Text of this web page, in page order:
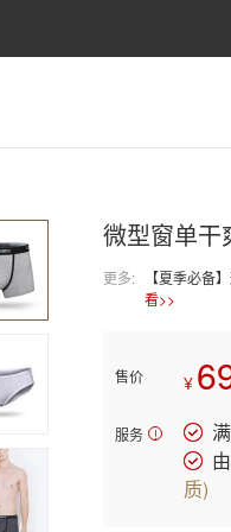
微型窗单干
更多: 【夏季必备
看>>
售价 ¥
服务 !
质)